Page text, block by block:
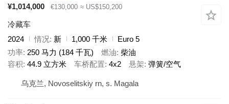
¥1,014,000
€130,000 ≈ US$150,200
冷藏车
2024
情况 新 1,000 千米
Euro 5
功率 250 马力 (184 千瓦) 燃油 柴油
容积 44.9 立方米 车桥配置 4x2 悬架 弹簧/空气
乌克兰, Novoselitskiy rn, s. Magala